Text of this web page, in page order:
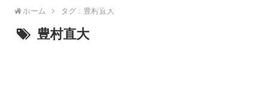
代表
代表
ホーム タグ : 豊村直大
豊村直大